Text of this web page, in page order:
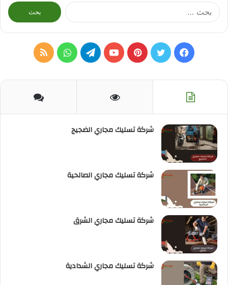
البحث
عن:
فيسبوكتويتر بينتيريستيوتيوبتيلقرامواتسابملخص
RSS
شركة تسليك مجاري الضجيج
شركة تسليك مجاري الصالحية
شركة تسليك مجاري الشرق
شركة تسليك مجاري الشدادية